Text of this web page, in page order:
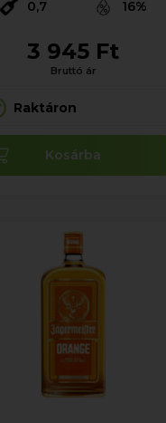
0,7 16%
3 945 Ft
Bruttó ár
Raktáron
Kosárba